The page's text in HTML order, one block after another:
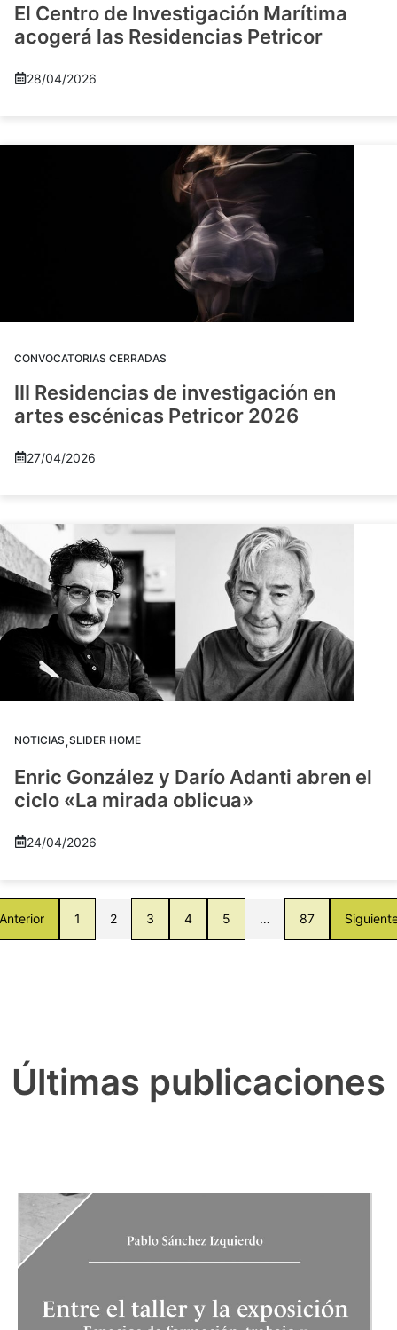
El Centro de Investigación Marítima
acogerá las Residencias Petricor
28/04/2026
CONVOCATORIAS CERRADAS
III Residencias de investigación en
artes escénicas Petricor 2026
27/04/2026
NOTICIAS,SLIDER HOME
Enric González y Darío Adanti abren el
ciclo «La mirada oblicua»
24/04/2026
1 2 3 4 5 … 87
Últimas publicaciones